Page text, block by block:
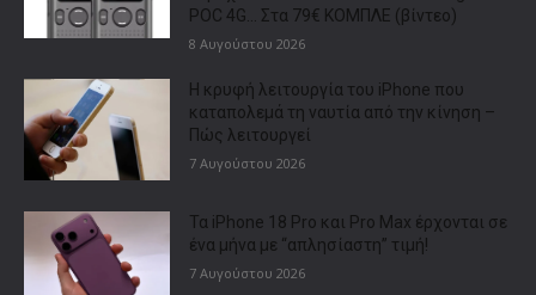
POC 4G… Στα 79€ ΚΟΜΠΛΕ (βίντεο)
8 Αυγούστου 2026
Η κρυφή λειτουργία του iPhone που
καταπολεμά τη ναυτία από την κίνηση –
Πώς λειτουργεί
7 Αυγούστου 2026
Τα iPhone 18 Pro και Pro Max έρχονται σε
ένα μήνα με “απλησίαστη” τιμή!
7 Αυγούστου 2026